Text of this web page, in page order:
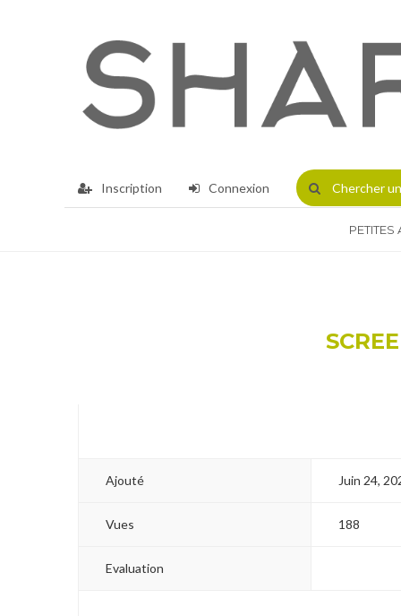
Inscription Connexion Chercher
Ajouté Juin 24,
Vues 188
Evaluation